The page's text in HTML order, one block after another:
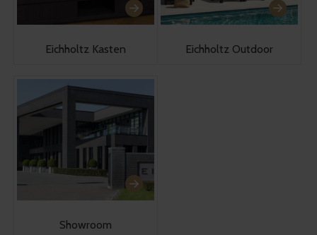
Eichholtz Kasten Eichholtz Outdoor
Showroom